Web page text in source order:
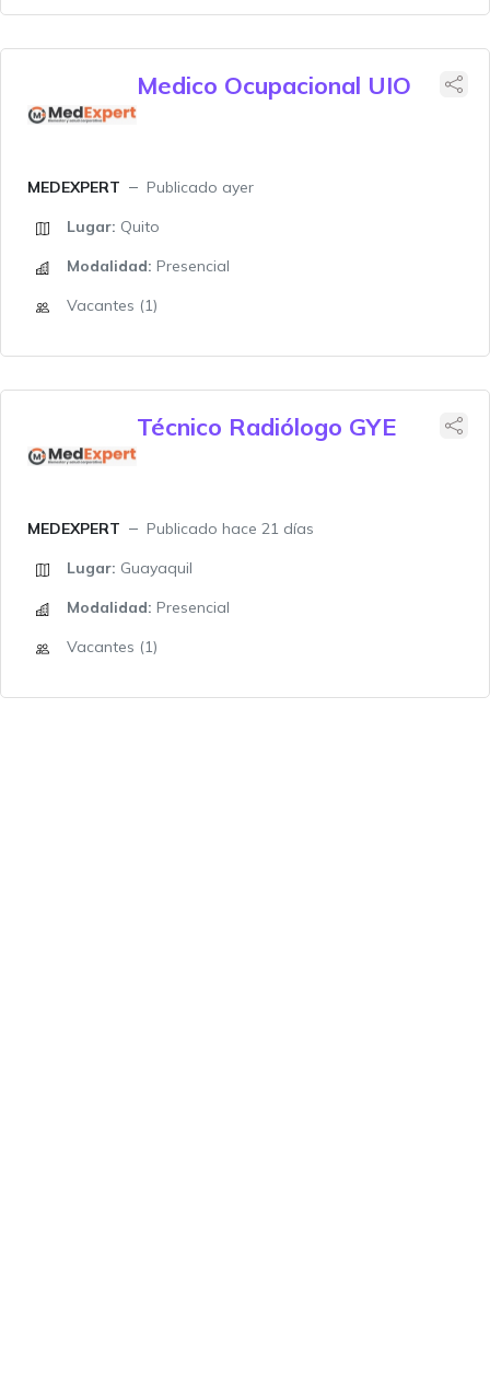
Medico Ocupacional UIO
MEDEXPERT
Publicado ayer
Lugar: Quito
Modalidad: Presencial
Vacantes (1)
Técnico Radiólogo GYE
MEDEXPERT
Publicado hace 21 días
Lugar: Guayaquil
Modalidad: Presencial
Vacantes (1)